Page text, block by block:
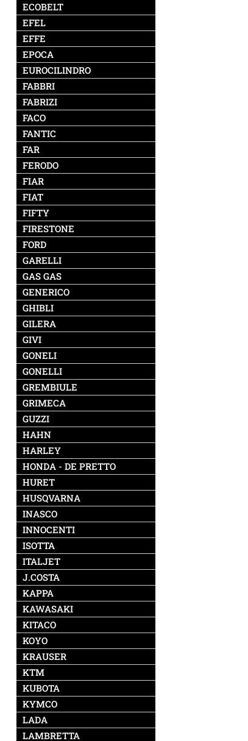
ECOBELT
EFEL
EFFE
EPOCA
EUROCILINDRO
FABBRI
FABRIZI
FACO
FANTIC
FAR
FERODO
FIAR
FIAT
FIFTY
FIRESTONE
FORD
GARELLI
GAS GAS
GENERICO
GHIBLI
GILERA
GIVI
GONELI
GONELLI
GREMBIULE
GRIMECA
GUZZI
HAHN
HARLEY
HONDA - DE PRETTO
HURET
HUSQVARNA
INASCO
INNOCENTI
ISOTTA
ITALJET
J.COSTA
KAPPA
KAWASAKI
KITACO
KOYO
KRAUSER
KTM
KUBOTA
KYMCO
LADA
LAMBRETTA